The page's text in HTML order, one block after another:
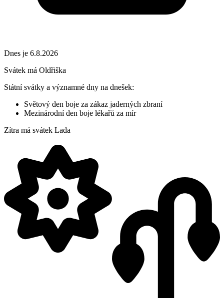
Dnes je 6.8.2026
Svátek má Oldřiška
Státní svátky a významné dny na dnešek:
Světový den boje za zákaz jaderných zbraní
Mezinárodní den boje lékařů za mír
Zítra má svátek Lada